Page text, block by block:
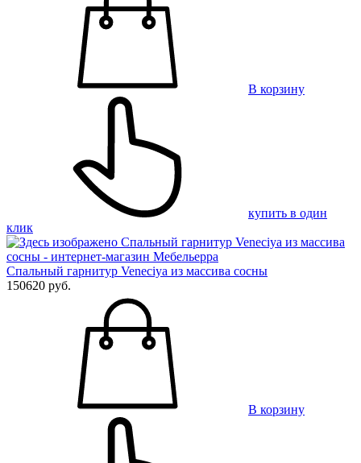
В корзину
купить в один
клик
Спальный гарнитур Veneciya из массива сосны
150620 руб.
В корзину